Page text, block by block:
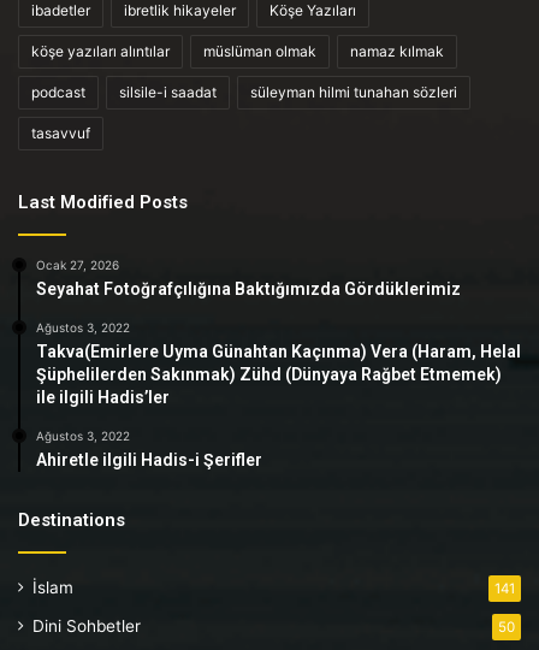
ibadetler ibretlik hikayeler Köşe Yazıları
köşe yazıları alıntılar müslüman olmak namaz kılmak
podcast silsile-i saadat süleyman hilmi tunahan sözleri
tasavvuf
Last Modified Posts
Ocak 27, 2026
Seyahat Fotoğrafçılığına Baktığımızda Gördüklerimiz
Ağustos 3, 2022
Takva(Emirlere Uyma Günahtan Kaçınma) Vera (Haram, Helal
Şüphelilerden Sakınmak) Zühd (Dünyaya Rağbet Etmemek)
ile ilgili Hadis’ler
Ağustos 3, 2022
Ahiretle ilgili Hadis-i Şerifler
Destinations
İslam 141
Dini Sohbetler 50